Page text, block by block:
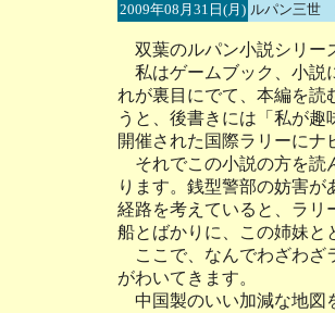
2009年08月31日(月) ルパン三世
双葉のルパン小説シリー
私はゲームブック、小説
れが裏目にでて、本編を読
うと、後書きには「私が
開催された国際ラリーに
それでこの小説の方を読
ります。銭型警部の妨害
経路を考えていると、ラリ
船とばかりに、この姉妹と
ここで、なんでわざわざ
がわいてきます。
中国製のいい加減な地図